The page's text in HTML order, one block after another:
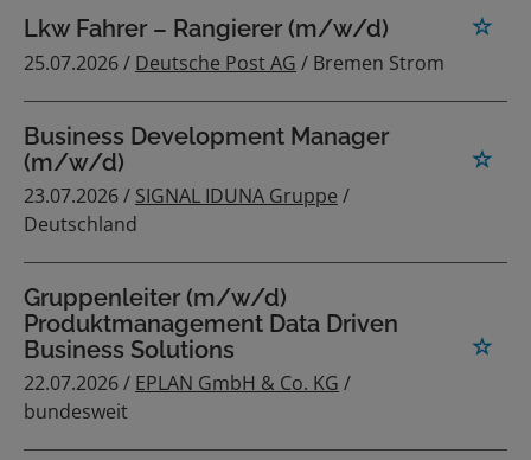
Lkw Fahrer – Rangierer (m/w/d)
25.07.2026 / Deutsche Post AG / Bremen Strom
Business Development Manager
(m/w/d)
23.07.2026 / SIGNAL IDUNA Gruppe /
Deutschland
Gruppenleiter (m/w/d)
Produktmanagement Data Driven
Business Solutions
22.07.2026 / EPLAN GmbH & Co. KG /
bundesweit